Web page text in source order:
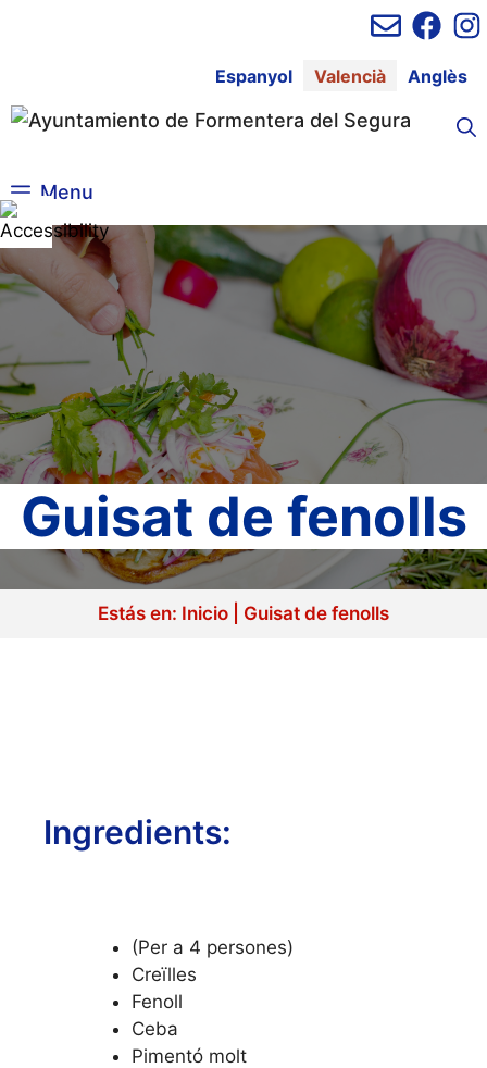
Espanyol Valencià Anglès
Menu
Guisat de fenolls
Estás en: Inicio Guisat de fenolls
Ingredients:
(Per a 4 persones)
Creïlles
Fenoll
Ceba
Pimentó molt